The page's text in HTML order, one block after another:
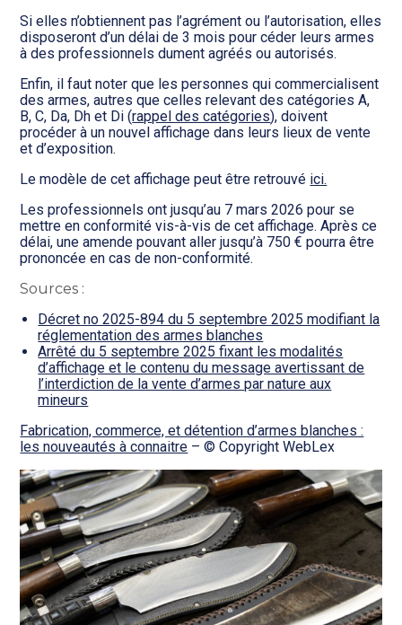
Si elles n’obtiennent pas l’agrément ou l’autorisation, elles
disposeront d’un délai de 3 mois pour céder leurs armes
à des professionnels dument agréés ou autorisés.
Enfin, il faut noter que les personnes qui commercialisent
des armes, autres que celles relevant des catégories A,
B, C, Da, Dh et Di (rappel des catégories), doivent
procéder à un nouvel affichage dans leurs lieux de vente
et d’exposition.
Le modèle de cet affichage peut être retrouvé ici.
Les professionnels ont jusqu’au 7 mars 2026 pour se
mettre en conformité vis-à-vis de cet affichage. Après ce
délai, une amende pouvant aller jusqu’à 750 € pourra être
prononcée en cas de non-conformité.
Sources :
Décret no 2025-894 du 5 septembre 2025 modifiant la
réglementation des armes blanches
Arrêté du 5 septembre 2025 fixant les modalités
d’affichage et le contenu du message avertissant de
l’interdiction de la vente d’armes par nature aux
mineurs
Fabrication, commerce, et détention d’armes blanches :
les nouveautés à connaitre – © Copyright WebLex